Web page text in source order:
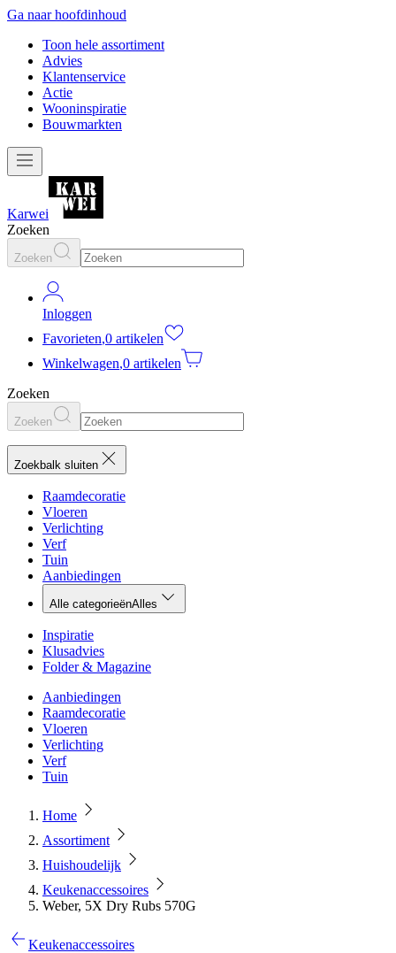
Ga naar hoofdinhoud
Toon hele assortiment
Advies
Klantenservice
Actie
Wooninspiratie
Bouwmarkten
Karwei
Zoeken
Zoeken
Inloggen
Favorieten,0 artikelen
Winkelwagen,0 artikelen
Zoeken
Zoeken
Zoekbalk sluiten
Raamdecoratie
Vloeren
Verlichting
Verf
Tuin
Aanbiedingen
Alle categorieënAlles
Inspiratie
Klusadvies
Folder & Magazine
Aanbiedingen
Raamdecoratie
Vloeren
Verlichting
Verf
Tuin
Home
Assortiment
Huishoudelijk
Keukenaccessoires
Weber, 5X Dry Rubs 570G
Keukenaccessoires